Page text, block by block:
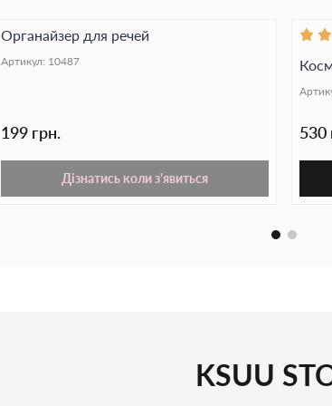
Органайзер для речей
Артикул: 10487
199 грн.
Дізнатись коли з'явиться
530
KSUU